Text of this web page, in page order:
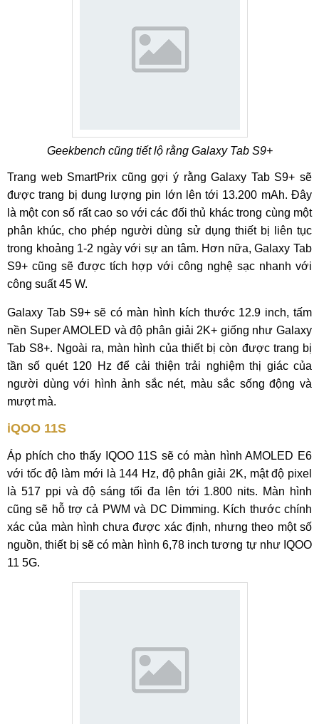
Geekbench cũng tiết lộ rằng Galaxy Tab S9+
Trang web SmartPrix cũng gợi ý rằng Galaxy Tab S9+ sẽ
được trang bị dung lượng pin lớn lên tới 13.200 mAh. Đây
là một con số rất cao so với các đối thủ khác trong cùng một
phân khúc, cho phép người dùng sử dụng thiết bị liên tục
trong khoảng 1-2 ngày với sự an tâm. Hơn nữa, Galaxy Tab
S9+ cũng sẽ được tích hợp với công nghệ sạc nhanh với
công suất 45 W.
Galaxy Tab S9+ sẽ có màn hình kích thước 12.9 inch, tấm
nền Super AMOLED và độ phân giải 2K+ giống như Galaxy
Tab S8+. Ngoài ra, màn hình của thiết bị còn được trang bị
tần số quét 120 Hz để cải thiện trải nghiệm thị giác của
người dùng với hình ảnh sắc nét, màu sắc sống động và
mượt mà.
iQOO 11S
Áp phích cho thấy IQOO 11S sẽ có màn hình AMOLED E6
với tốc độ làm mới là 144 Hz, độ phân giải 2K, mật độ pixel
là 517 ppi và độ sáng tối đa lên tới 1.800 nits. Màn hình
cũng sẽ hỗ trợ cả PWM và DC Dimming. Kích thước chính
xác của màn hình chưa được xác định, nhưng theo một số
nguồn, thiết bị sẽ có màn hình 6,78 inch tương tự như IQOO
11 5G.